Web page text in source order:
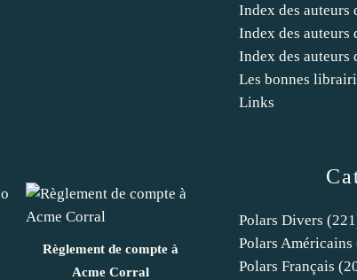
Règlement de compte à
Acme Corral
Polars Divers
Polars Américains
Polars Français
Index des auteurs
Index des auteurs
Index des auteurs
Les bonnes
Links